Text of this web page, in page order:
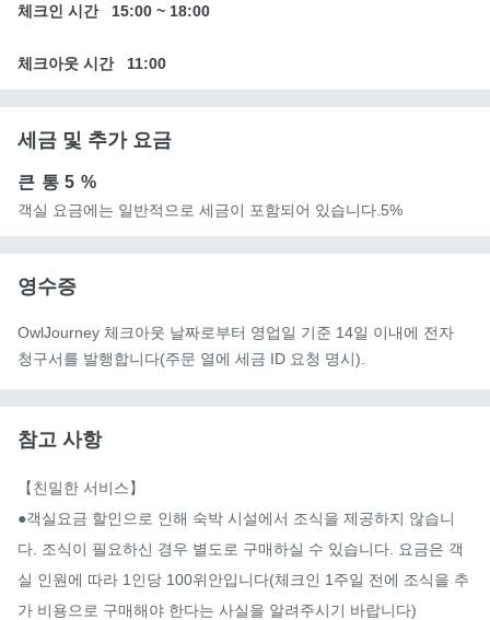
체크인 시간 15:00 ~ 18:00
체크아웃 시간 11:00
세금 및 추가 요금
큰 통5 %
객실 요금에는 일반적으로 세금이 포함되어 있습니다.5%
영수증
OwlJourney 체크아웃 날짜로부터 영업일 기준 14일 이내에 전자
청구서를 발행합니다(주문 열에 세금 ID 요청 명시).
참고 사항
【친밀한 서비스】
●객실요금 할인으로 인해 숙박 시설에서 조식을 제공하지 않습니
다. 조식이 필요하신 경우 별도로 구매하실 수 있습니다. 요금은 객
실 인원에 따라 1인당 100위안입니다(체크인 1주일 전에 조식을 추
가 비용으로 구매해야 한다는 사실을 알려주시기 바랍니다)